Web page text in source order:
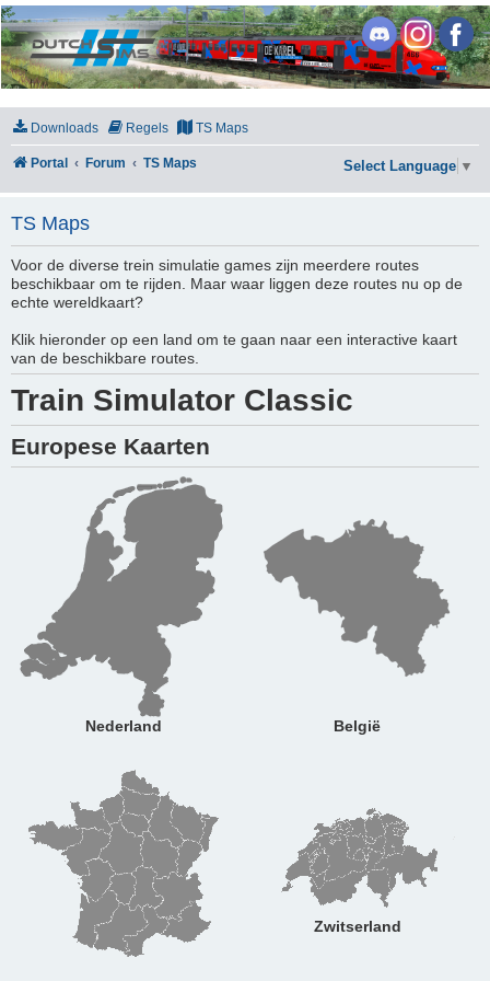
DutchSims
Downloads Regels TS Maps
Portal Forum TS Maps Select Language ▼
TS Maps
Voor de diverse trein simulatie games zijn meerdere routes
beschikbaar om te rijden. Maar waar liggen deze routes nu op de
echte wereldkaart?
Klik hieronder op een land om te gaan naar een interactive kaart
van de beschikbare routes.
Train Simulator Classic
Europese Kaarten
Nederland België
Zwitserland